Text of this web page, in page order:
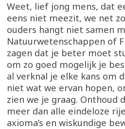
Weet, lief jong mens, dat
eens niet meezit, we net
ouders hangt niet samen
Natuurwetenschappen of
zagen dat je beter moet
om zo goed mogelijk je
al verknal je elke kans om
niet wat we ervan hopen,
zien we je graag. Onthoud
meer dan alle eindeloze
axioma’s en wiskundige